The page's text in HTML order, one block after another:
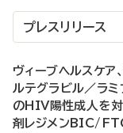
プレスリリース
ヴィーブヘルスケア
ルテグラビル／ラミ
のHIV陽性成人を対
剤レジメンBIC/